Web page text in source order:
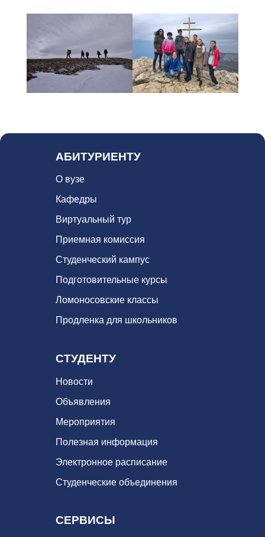
АБИТУРИЕНТУ
О вузе
Кафедры
Виртуальный тур
Приемная комиссия
Студенческий кампус
Подготовительные курсы
Ломоносовские классы
Продленка для школьников
СТУДЕНТУ
Новости
Объявления
Мероприятия
Полезная информация
Электронное расписание
Студенческие объединения
СЕРВИСЫ